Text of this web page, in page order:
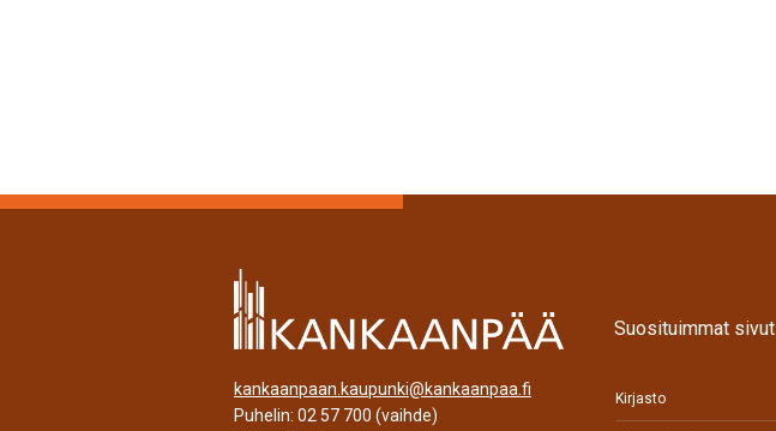
kankaanpaan.kaupunki@kankaanpaa.fi
Puhelin: 02 57 700 (vaihde)
Suosituimmat sivut
Kirjasto